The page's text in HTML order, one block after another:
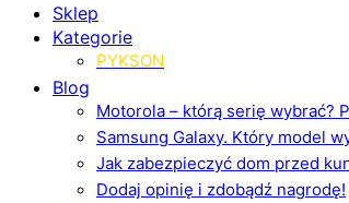
Sklep
Kategorie
PYKSON
Blog
Motorola – którą serię wybrać?
Samsung Galaxy. Który model
Jak zabezpieczyć dom przed
Dodaj opinię i zdobądź nagrodę!